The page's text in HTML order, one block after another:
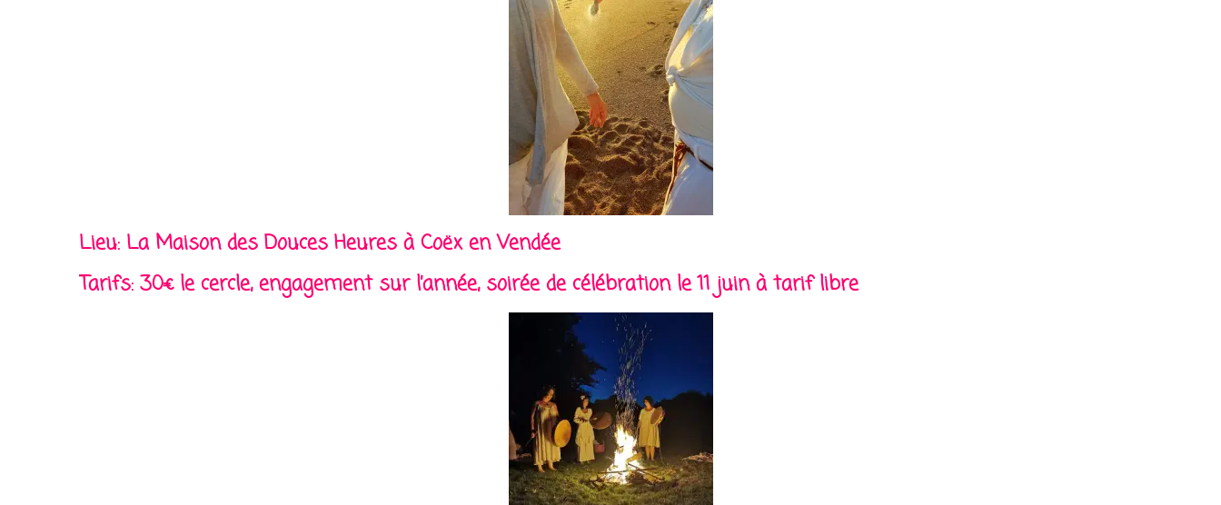
Lieu: La Maison des Douces Heures à Coëx en Vendée
Tarifs: 30€ le cercle, engagement sur l’année, soirée de célébration le 11 juin à tarif libre